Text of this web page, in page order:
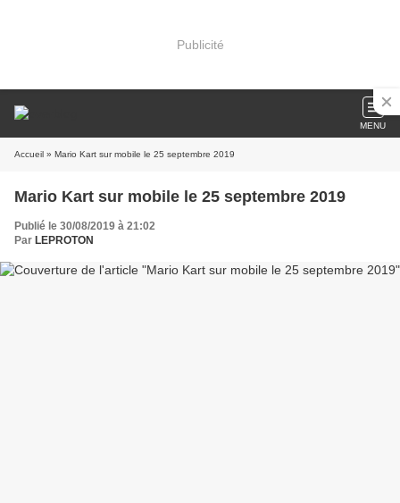
Publicité
MENU
Accueil » Mario Kart sur mobile le 25 septembre 2019
Mario Kart sur mobile le 25 septembre 2019
Publié le 30/08/2019 à 21:02
Par LEPROTON